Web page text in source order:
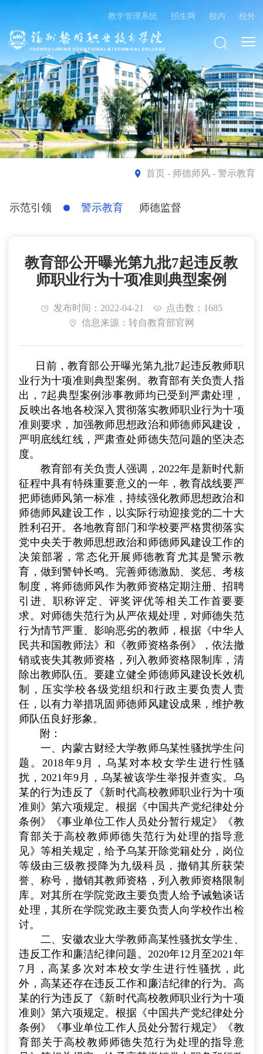
教学管理系统 · 招生网 · 校内 · 校外
首页- 师德师风 - 警示教育
示范引领 警示教育 师德监督
教育部公开曝光第九批7起违反教
师职业行为十项准则典型案例
发布时间：2022-04-21
点击数：1685
信息来源：转自教育部官网
日前，教育部公开曝光第九批7起违反教师职
业行为十项准则典型案例。教育部有关负责人指
出， 7起典型案例涉事教师均已受到严肃处理，
反映出各地各校深入贯彻落实教师职业行为十项
准则要求，加强教师思想政治和师德师风建设，
严明底线红线，严肃查处师德失范问题的坚决态
度。
教育部有关负责人强调， 2022年是新时代新
征程中具有特殊重要意义的一年，教育战线要严
把师德师风第一标准，持续强化教师思想政治和
师德师风建设工作，以实际行动迎接党的二十大
胜利召开。各地教育部门和学校要严格贯彻落实
党中央关于教师思想政治和师德师风建设工作的
决策部署，常态化开展师德教育尤其是警示教
育，做到警钟长鸣。完善师德激励、奖惩、考核
制度，将师德师风作为教师资格定期注册、招聘
引进、职称评定、评奖评优等相关工作首要要
求。对师德失范行为从严依规处理，对师德失范
行为情节严重、影响恶劣的教师，根据《中华人
民共和国教师法》和《教师资格条例》，依法撤
销或丧失其教师资格，列入教师资格限制库，清
除出教师队伍。要建立健全师德师风建设长效机
制，压实学校各级党组织和行政主要负责人责
任，以有力举措巩固师德师风建设成果，维护教
师队伍良好形象。
附：
一、内蒙古财经大学教师乌某性骚扰学生问
题。 2018年9月，乌某对本校女学生进行性骚
扰， 2021年9 月，乌某被该学生举报并查实。乌
某的行为违反了《新时代高校教师职业行为十项
准则》第六项规定。根据《中国共产党纪律处分
条例》《事业单位工作人员处分暂行规定》《教
育部关于高校教师师德失范行为处理的指导意
见》等相关规定，给予乌某开除党籍处分，岗位
等级由三级教授降为九级科员，撤销其所获荣
誉、称号，撤销其教师资格，列入教师资格限制
库。对其所在学院党政主要负责人给予诫勉谈话
处理，其所在学院党政主要负责人向学校作出检
讨。
二、安徽农业大学教师高某性骚扰女学生、
违反工作和廉洁纪律问题。 2020年12 月至2021年
7 月，高某多次对本校女学生进行性骚扰，此
外，高某还存在违反工作和廉洁纪律的行为。高
某的行为违反了《新时代高校教师职业行为十项
准则》第六项规定。根据《中国共产党纪律处分
条例》《事业单位工作人员处分暂行规定》《教
育部关于高校教师师德失范行为处理的指导意